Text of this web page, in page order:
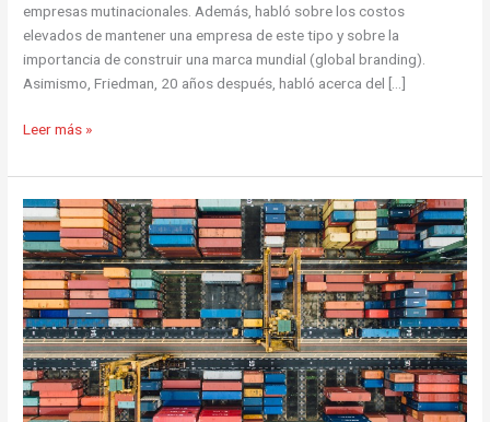
empresas mutinacionales. Además, habló sobre los costos
elevados de mantener una empresa de este tipo y sobre la
importancia de construir una marca mundial (global branding).
Asimismo, Friedman, 20 años después, habló acerca del […]
Leer más »
La
Logística
en
el
Perú